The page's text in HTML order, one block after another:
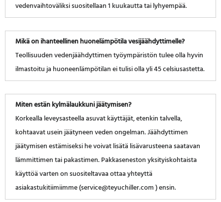
vedenvaihtoväliksi suositellaan 1 kuukautta tai lyhyempää.
Mikä on ihanteellinen huonelämpötila vesijäähdyttimelle?
Teollisuuden vedenjäähdyttimen työympäristön tulee olla hyvin
ilmastoitu ja huoneenlämpötilan ei tulisi olla yli 45 celsiusastetta.
Miten estän kylmälaukkuni jäätymisen?
Korkealla leveysasteella asuvat käyttäjät, etenkin talvella,
kohtaavat usein jäätyneen veden ongelman. Jäähdyttimen
jäätymisen estämiseksi he voivat lisätä lisävarusteena saatavan
lämmittimen tai pakastimen. Pakkaseneston yksityiskohtaista
käyttöä varten on suositeltavaa ottaa yhteyttä
asiakastukitiimiimme (service@teyuchiller.com ) ensin.